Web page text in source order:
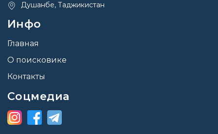
Душанбе, Таджикистан
Инфо
Главная
О поисковике
Контакты
Соцмедиа